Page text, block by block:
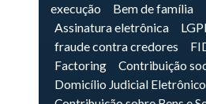
execução
Bem de família
Assinatura eletrônica
fraude contra credores
Factoring
Contribuição
Domicílio Judicial Eletrônico